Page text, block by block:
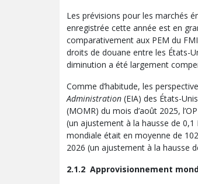
Les prévisions pour les marchés
enregistrée cette année est en
comparativement aux PEM du
droits de douane entre les États-
diminution a été largement
Comme d’habitude, les
Administration (EIA) des États-
(MOMR) du mois d’août 2025,
(un ajustement à la hausse de
mondiale était en moyenne de
2026 (un ajustement à la hausse
2.1.2 Approvisionnement